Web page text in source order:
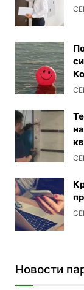
Новости